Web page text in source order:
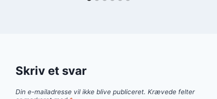
Skriv et svar
Din e-mailadresse vil ikke blive publiceret. Krævede felter